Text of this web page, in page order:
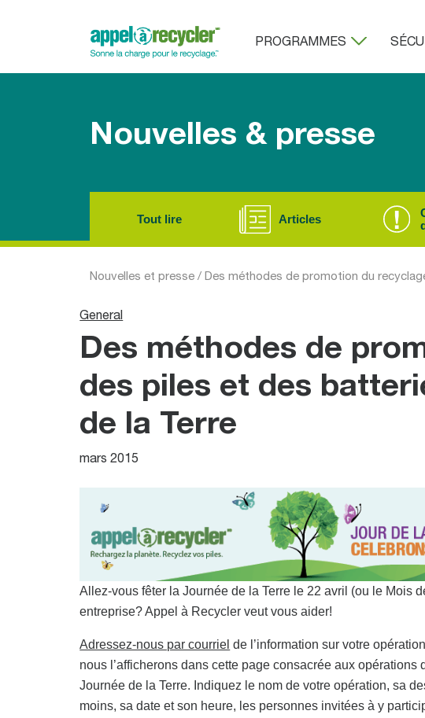
PROGRAMMES
Nouvelles & presse
Tout lire Articles
Nouvelles et presse / Des méthodes de promotion du
General
Des méthodes de
des piles et des
de la Terre
mars 2015
Allez-vous fêter la Journée de la Terre le 22 avril (ou le Mois
entreprise? Appel à Recycler veut vous aider!
Adressez-nous par courriel de l’information sur votre
nous l’afficherons dans cette page consacrée aux opérations
Journée de la Terre. Indiquez le nom de votre opération, sa
moins, sa date et son heure, les personnes invitées à y